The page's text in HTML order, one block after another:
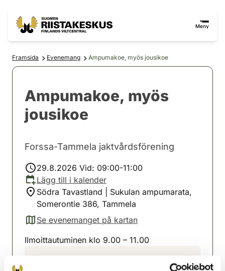
Meny
Framsida Evenemang Ampumakoe, myös jousikoe
Ampumakoe, myös
jousikoe
Forssa-Tammela jaktvårdsförening
29.8.2026 Vid: 09:00-11:00
Lägg till i kalender
Södra Tavastland | Sukulan ampumarata,
Somerontie 386, Tammela
Se evenemanget på kartan
(avautuu uuteen välilehteen)
Ilmoittautuminen klo 9.00 – 11.00
Forssa-Tammela jaktvårdsförening